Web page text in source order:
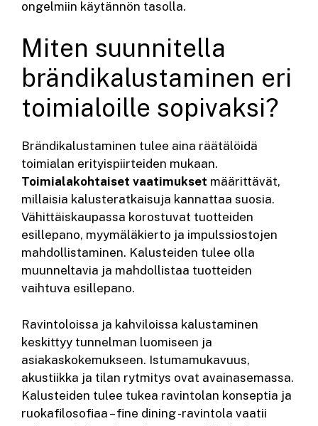
ongelmiin käytännön tasolla.
Miten suunnitella
brändikalustaminen eri
toimialoille sopivaksi?
Brändikalustaminen tulee aina räätälöidä
toimialan erityispiirteiden mukaan.
Toimialakohtaiset vaatimukset määrittävät,
millaisia kalusteratkaisuja kannattaa suosia.
Vähittäiskaupassa korostuvat tuotteiden
esillepano, myymäläkierto ja impulssiostojen
mahdollistaminen. Kalusteiden tulee olla
muunneltavia ja mahdollistaa tuotteiden
vaihtuva esillepano.
Ravintoloissa ja kahviloissa kalustaminen
keskittyy tunnelman luomiseen ja
asiakaskokemukseen. Istumamukavuus,
akustiikka ja tilan rytmitys ovat avainasemassa.
Kalusteiden tulee tukea ravintolan konseptia ja
ruokafilosofiaa – fine dining -ravintola vaatii